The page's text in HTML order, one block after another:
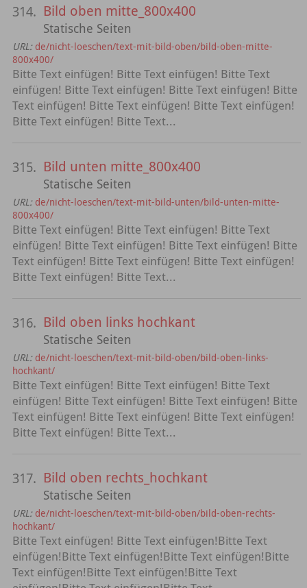
314. Bild oben mitte_800x400
Statische Seiten
URL: de/nicht-loeschen/text-mit-bild-oben/bild-oben-mitte-
800x400/
Bitte Text einfügen! Bitte Text einfügen! Bitte Text
einfügen! Bitte Text einfügen! Bitte Text einfügen! Bitte
Text einfügen! Bitte Text einfügen! Bitte Text einfügen!
Bitte Text einfügen! Bitte Text...
315. Bild unten mitte_800x400
Statische Seiten
URL: de/nicht-loeschen/text-mit-bild-unten/bild-unten-mitte-
800x400/
Bitte Text einfügen! Bitte Text einfügen! Bitte Text
einfügen! Bitte Text einfügen! Bitte Text einfügen! Bitte
Text einfügen! Bitte Text einfügen! Bitte Text einfügen!
Bitte Text einfügen! Bitte Text...
316. Bild oben links hochkant
Statische Seiten
URL: de/nicht-loeschen/text-mit-bild-oben/bild-oben-links-
hochkant/
Bitte Text einfügen! Bitte Text einfügen! Bitte Text
einfügen! Bitte Text einfügen! Bitte Text einfügen! Bitte
Text einfügen! Bitte Text einfügen! Bitte Text einfügen!
Bitte Text einfügen! Bitte Text...
317. Bild oben rechts_hochkant
Statische Seiten
URL: de/nicht-loeschen/text-mit-bild-oben/bild-oben-rechts-
hochkant/
Bitte Text einfügen! Bitte Text einfügen!Bitte Text
einfügen!Bitte Text einfügen!Bitte Text einfügen!Bitte
Text einfügen!Bitte Text einfügen!Bitte Text